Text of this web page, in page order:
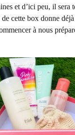
et d’ici peu, il sera
cette box donne
à nous